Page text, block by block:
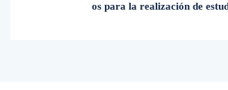
os para la realización de